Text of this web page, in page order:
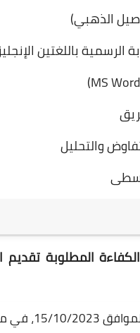
الذهبي)
باللغتين
والتحليل
المطلوبة تقديم
الواحدة ظهراً.